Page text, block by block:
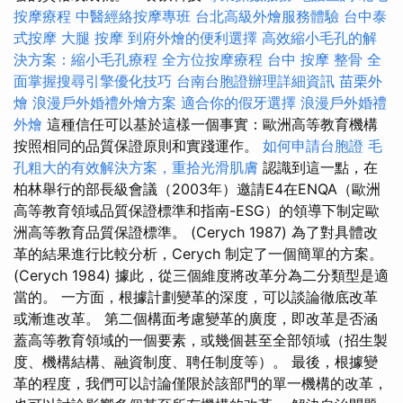
按摩療程 中醫經絡按摩專班 台北高級外燴服務體驗 台中泰
式按摩 大腿 按摩 到府外燴的便利選擇 高效縮小毛孔的解
決方案：縮小毛孔療程 全方位按摩療程 台中 按摩 整骨 全
面掌握搜尋引擎優化技巧 台南台胞證辦理詳細資訊 苗栗外
燴 浪漫戶外婚禮外燴方案 適合你的假牙選擇 浪漫戶外婚禮
外燴 這種信任可以基於這樣一個事實：歐洲高等教育機構
按照相同的品質保證原則和實踐運作。 如何申請台胞證 毛
孔粗大的有效解決方案，重拾光滑肌膚 認識到這一點，在
柏林舉行的部長級會議（2003年）邀請E4在ENQA（歐洲
高等教育領域品質保證標準和指南-ESG）的領導下制定歐
洲高等教育品質保證標準。 (Cerych 1987) 為了對具體改
革的結果進行比較分析，Cerych 制定了一個簡單的方案。
(Cerych 1984) 據此，從三個維度將改革分為二分類型是適
當的。 一方面，根據計劃變革的深度，可以談論徹底改革
或漸進改革。 第二個構面考慮變革的廣度，即改革是否涵
蓋高等教育領域的一個要素，或幾個甚至全部領域（招生製
度、機構結構、融資制度、聘任制度等）。 最後，根據變
革的程度，我們可以討論僅限於該部門的單一機構的改革，